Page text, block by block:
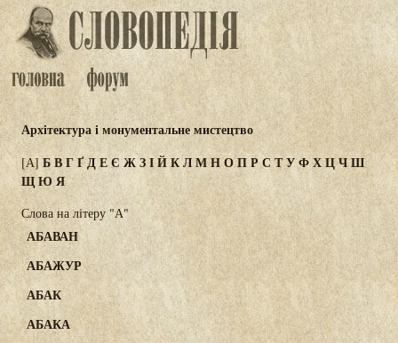
Архітектура і монументальне мистецтво
[А] БВГҐДЕЄ ЖЗІЙКЛМНОПР С ТУФХЦЧШ
ЩЮ Я
Слова на літеру "А"
АБАВАН
АБАЖУР
АБАК
АБАКА